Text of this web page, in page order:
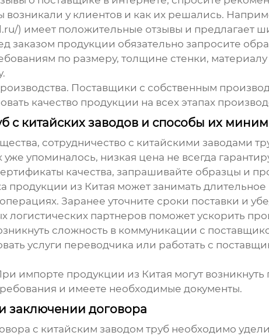
возникали у клиентов и как их решались.
) имеет положительные отзывы и предлагает
заказом продукции обязательно запросите
по размеру, толщине стенки,
Поставщики с собственным
качество продукции на всех этапах
с китайских заводов и способы их
сотрудничество с китайскими заводами
уже упоминалось, низкая цена не всегда
качества, запрашивайте образцы и
продукции из Китая может занимать
Заранее уточните сроки поставки и
логистических партнеров поможет ускорить
сложность в коммуникации с
услуги переводчика или работать с
импорте продукции из Китая могут
и имеете необходимые документы.
договора
с китайским заводом трубнеобходимо